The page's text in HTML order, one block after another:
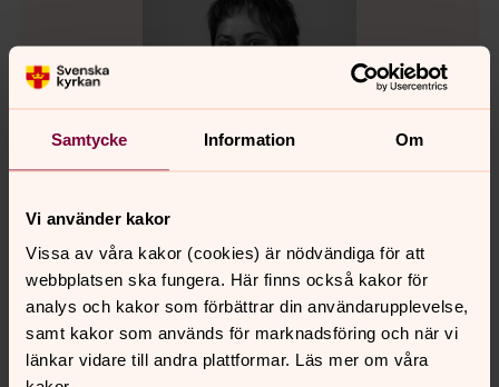
Samtycke Information Om
Vi använder kakor
Vissa av våra kakor (cookies) är nödvändiga för att
webbplatsen ska fungera. Här finns också kakor för
analys och kakor som förbättrar din användarupplevelse,
samt kakor som används för marknadsföring och när vi
länkar vidare till andra plattformar. Läs mer om våra
Marjatta Ericson
Präst, Hallstahammar-Kolbäcks församling